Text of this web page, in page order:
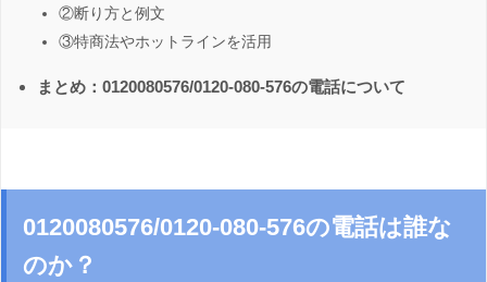
②断り方と例文
③特商法やホットラインを活用
まとめ：0120080576/0120-080-576の電話について
0120080576/0120-080-576の電話は誰な
のか？